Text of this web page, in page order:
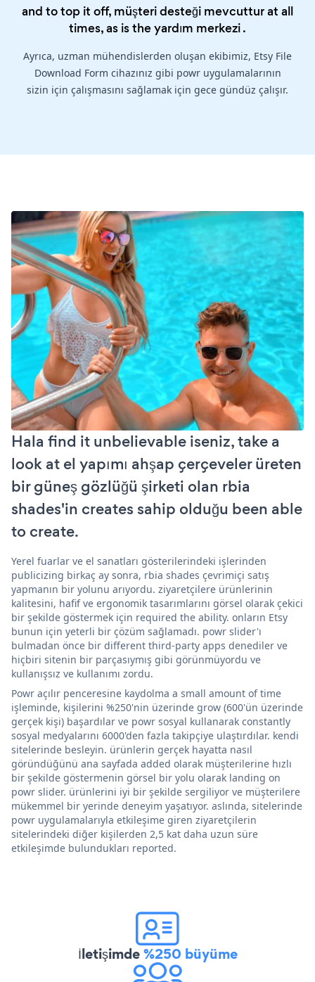
and to top it off, müşteri desteği mevcuttur at all
times, as is theyardım merkezi.
Ayrıca, uzman mühendislerden oluşan ekibimiz, Etsy File
Download Form cihazınız gibi powr uygulamalarının
sizin için çalışmasını sağlamak için gece gündüz çalışır.
Hala find it unbelievable iseniz, take a
look at el yapımı ahşap çerçeveler üreten
bir güneş gözlüğü şirketi olan rbia
shades'in creates sahip olduğu been able
to create.
Yerel fuarlar ve el sanatları gösterilerindeki işlerinden
publicizing birkaç ay sonra, rbia shades çevrimiçi satış
yapmanın bir yolunu arıyordu. ziyaretçilere ürünlerinin
kalitesini, hafif ve ergonomik tasarımlarını görsel olarak çekici
bir şekilde göstermek için required the ability. onların Etsy
bunun için yeterli bir çözüm sağlamadı. powr slider'ı
bulmadan önce bir different third-party apps denediler ve
hiçbiri sitenin bir parçasıymış gibi görünmüyordu ve
kullanışsız ve kullanımı zordu.
Powr açılır penceresine kaydolma a small amount of time
işleminde, kişilerini %250'nin üzerinde grow (600'ün üzerinde
gerçek kişi) başardılar ve powr sosyal kullanarak constantly
sosyal medyalarını 6000'den fazla takipçiye ulaştırdılar. kendi
sitelerinde besleyin. ürünlerin gerçek hayatta nasıl
göründüğünü ana sayfada added olarak müşterilerine hızlı
bir şekilde göstermenin görsel bir yolu olarak landing on
powr slider. ürünlerini iyi bir şekilde sergiliyor ve müşterilere
mükemmel bir yerinde deneyim yaşatıyor. aslında, sitelerinde
powr uygulamalarıyla etkileşime giren ziyaretçilerin
sitelerindeki diğer kişilerden 2,5 kat daha uzun süre
etkileşimde bulundukları reported.
İletişimde%250 büyüme